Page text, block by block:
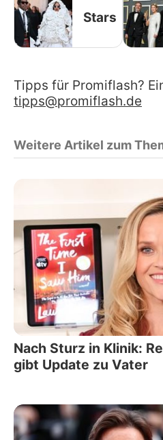
Stars
Tipps für Promiflash?
tipps@promiflash.de
Weitere Artikel zum
Nach Sturz in Klinik:
gibt Update zu Vater